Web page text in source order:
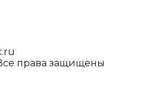
права защищены